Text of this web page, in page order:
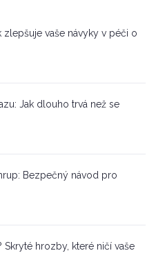
zlepšuje vaše návyky v péči o
Jak dlouho trvá než se
Bezpečný návod pro
Skryté hrozby, které ničí vaše